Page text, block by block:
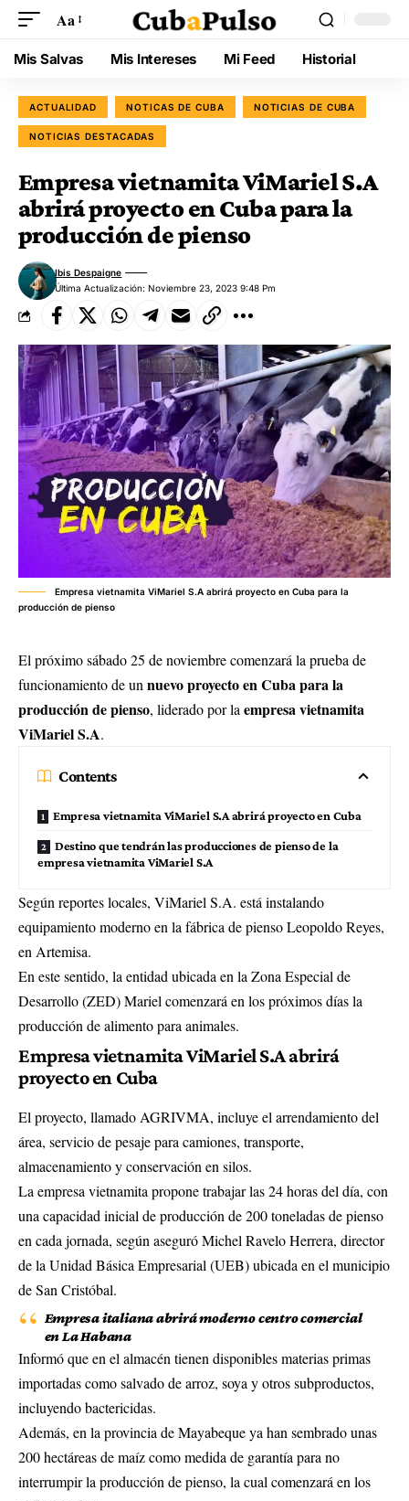
Aa
Mis Salvas Mis Intereses Mi Feed Historial
ACTUALIDAD NOTICAS DE CUBA NOTICIAS DE CUBA
NOTICIAS DESTACADAS
Empresa vietnamita ViMariel S.A
abrirá proyecto en Cuba para la
producción de pienso
Última Actualización: Noviembre 23, 2023 9:48 Pm
Ibis Despaigne
Empresa vietnamita ViMariel S.A abrirá proyecto en Cuba para la
producción de pienso
El próximo sábado 25 de noviembre comenzará la prueba de
funcionamiento de un nuevo proyecto en Cuba para la
producción de pienso, liderado por la empresa vietnamita
ViMariel S.A.
Contents
Empresa vietnamita ViMariel S.A abrirá proyecto en Cuba
Destino que tendrán las producciones de pienso de la
empresa vietnamita ViMariel S.A
Según reportes locales, ViMariel S.A. está instalando
equipamiento moderno en la fábrica de pienso Leopoldo Reyes,
en Artemisa.
En este sentido, la entidad ubicada en la Zona Especial de
Desarrollo (ZED) Mariel comenzará en los próximos días la
producción de alimento para animales.
Empresa vietnamita ViMariel S.A abrirá
proyecto en Cuba
El proyecto, llamado AGRIVMA, incluye el arrendamiento del
área, servicio de pesaje para camiones, transporte,
almacenamiento y conservación en silos.
La empresa vietnamita propone trabajar las 24 horas del día, con
una capacidad inicial de producción de 200 toneladas de pienso
en cada jornada, según aseguró Michel Ravelo Herrera, director
de la Unidad Básica Empresarial (UEB) ubicada en el municipio
de San Cristóbal.
Empresa italiana abrirá moderno centro comercial
en La Habana
Informó que en el almacén tienen disponibles materias primas
importadas como salvado de arroz, soya y otros subproductos,
incluyendo bactericidas.
Además, en la provincia de Mayabeque ya han sembrado unas
200 hectáreas de maíz como medida de garantía para no
interrumpir la producción de pienso, la cual comenzará en los